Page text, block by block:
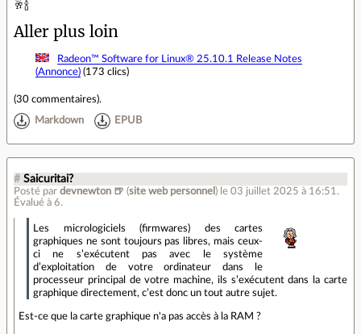
🥂🍾
Aller plus loin
Radeon™ Software for Linux® 25.10.1 Release Notes
(Annonce)(173 clics)
(30 commentaires).
Markdown EPUB
# Saicuritai?
Posté par devnewton 🍺 (site web personnel ) le 03 juillet 2025 à 16:51 .
Évalué à 6.
Les micrologiciels (firmwares) des cartes
graphiques ne sont toujours pas libres, mais ceux-
ci ne s’exécutent pas avec le système
d’exploitation de votre ordinateur dans le
processeur principal de votre machine, ils s’exécutent dans la carte
graphique directement, c’est donc un tout autre sujet.
Est-ce que la carte graphique n'a pas accès à la RAM ?